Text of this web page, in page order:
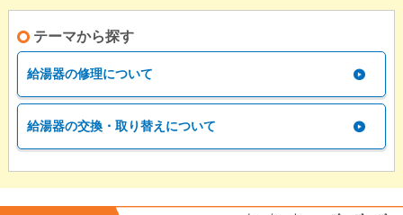
テーマから探す
給湯器の修理について
給湯器の交換・取り替えについて